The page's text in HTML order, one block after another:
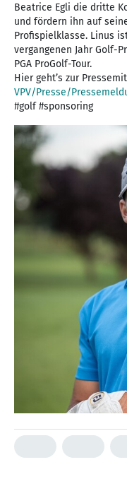
Beatrice Egli die dritte
und fördern ihn auf
Profispielklasse. Linus
vergangenen Jahr Golf-
PGA ProGolf-Tour.
Hier geht’s zur
VPV/Presse/
#golf #sponsoring